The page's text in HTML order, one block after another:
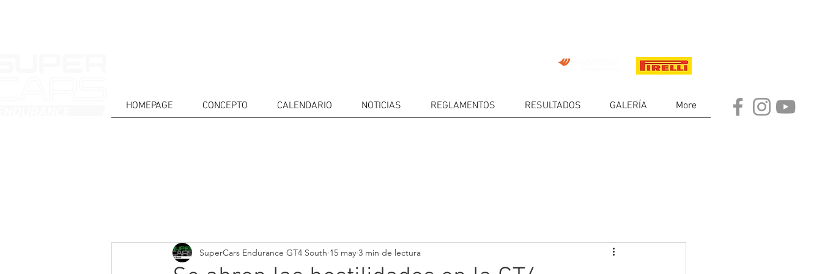
HOMEPAGE CONCEPTO CALENDARIO NOTICIAS REGLAMENTOS RESULTADOS GALERÍA More
SuperCars Endurance GT4 South 15 may 3 min de lectura